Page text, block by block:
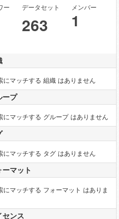
ー データセット
263
メンバー
1
にマッチする 組織 はありません
ープ
にマッチする グループ はありません
にマッチする タグ はありません
ーマット
にマッチする フォーマット はありま
センス